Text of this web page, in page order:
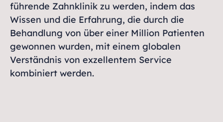
führende Zahnklinik zu werden, indem das
Wissen und die Erfahrung, die durch die
Behandlung von über einer Million Patienten
gewonnen wurden, mit einem globalen
Verständnis von exzellentem Service
kombiniert werden.